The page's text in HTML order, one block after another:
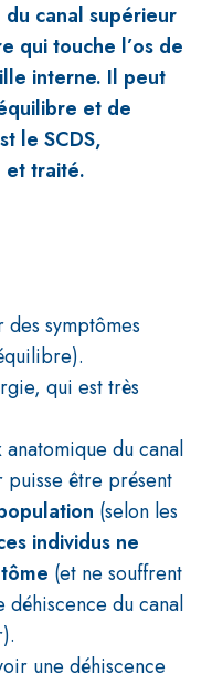
canal supérieur
qui touche l’os de
interne. Il peut
et de
le SCDS,
et traité.
symptômes
qui est très
anatomique du canal
être présent
(selon les
individus ne
(et ne souffrent
du canal
une déhiscence